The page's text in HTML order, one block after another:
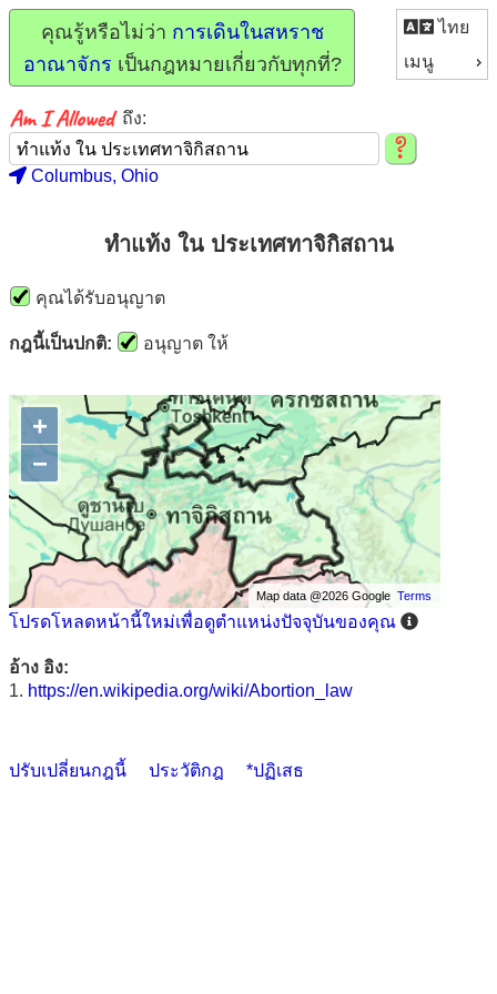
ไทย
เมนู
คุณรู้หรือไม่ว่า การเดินในสหราช
อาณาจักร เป็นกฎหมายเกี่ยวกับทุกที่?
ถึง:
Columbus, Ohio
ทำแท้ง ใน ประเทศทาจิกิสถาน
คุณได้รับอนุญาต
กฎนี้เป็นปกติ: อนุญาต ให้
+
−
Map data @2026 GoogleTerms
โปรดโหลดหน้านี้ใหม่เพื่อดูตำแหน่งปัจจุบันของคุณ
อ้าง อิง:
1. https://en.wikipedia.org/wiki/Abortion_law
ปรับเปลี่ยนกฎนี้ ประวัติกฎ *ปฏิเสธ